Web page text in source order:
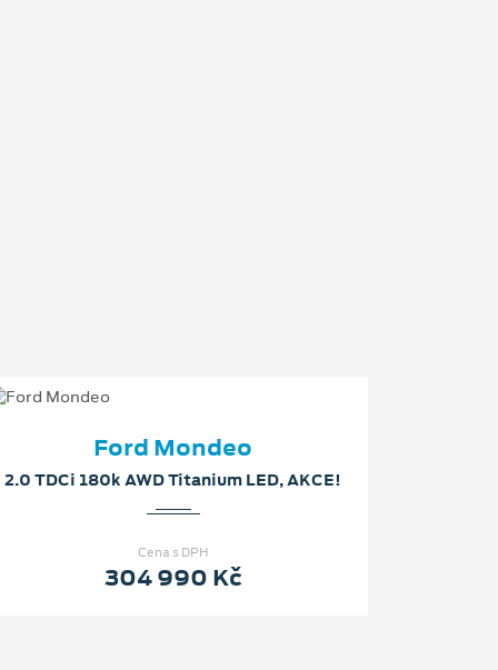
Ford Mondeo
2.0 TDCi 180k AWD Titanium LED, AKCE!
Cena s DPH
304 990 Kč